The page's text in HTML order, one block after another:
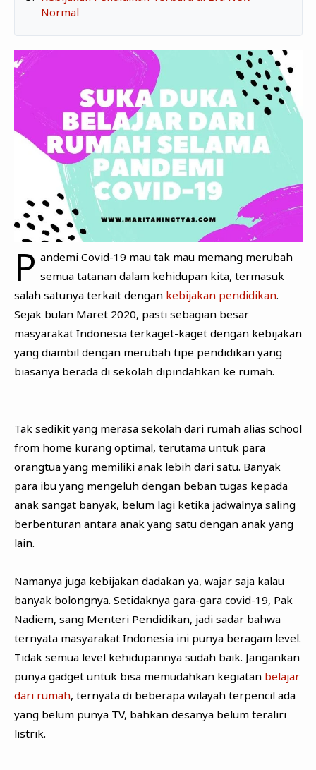
Normal
P andemi Covid-19 mau tak mau memang merubah
semua tatanan dalam kehidupan kita, termasuk
salah satunya terkait dengan kebijakan pendidikan.
Sejak bulan Maret 2020, pasti sebagian besar
masyarakat Indonesia terkaget-kaget dengan kebijakan
yang diambil dengan merubah tipe pendidikan yang
biasanya berada di sekolah dipindahkan ke rumah.
Tak sedikit yang merasa sekolah dari rumah alias school
from home kurang optimal, terutama untuk para
orangtua yang memiliki anak lebih dari satu. Banyak
para ibu yang mengeluh dengan beban tugas kepada
anak sangat banyak, belum lagi ketika jadwalnya saling
berbenturan antara anak yang satu dengan anak yang
lain.
Namanya juga kebijakan dadakan ya, wajar saja kalau
banyak bolongnya. Setidaknya gara-gara covid-19, Pak
Nadiem, sang Menteri Pendidikan, jadi sadar bahwa
ternyata masyarakat Indonesia ini punya beragam level.
Tidak semua level kehidupannya sudah baik. Jangankan
punya gadget untuk bisa memudahkan kegiatan belajar
dari rumah, ternyata di beberapa wilayah terpencil ada
yang belum punya TV, bahkan desanya belum teraliri
listrik.